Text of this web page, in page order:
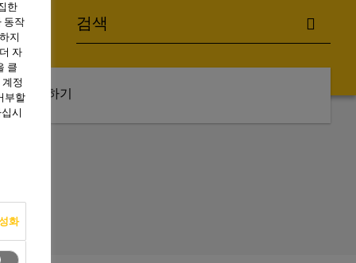
구독하기
한
동작
지
자
클
정
부할
시
화